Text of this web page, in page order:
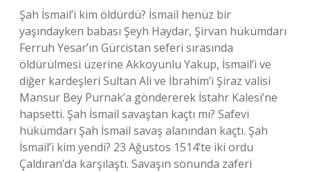
Şah İsmail’i kim öldürdü? İsmail henüz bir
yaşındayken babası Şeyh Haydar, Şirvan hükümdarı
Ferruh Yesar’ın Gürcistan seferi sırasında
öldürülmesi üzerine Akkoyunlu Yakup, İsmail’i ve
diğer kardeşleri Sultan Ali ve İbrahim’i Şiraz valisi
Mansur Bey Purnak’a göndererek İstahr Kalesi’ne
hapsetti. Şah İsmail savaştan kaçtı mı? Safevi
hükümdarı Şah İsmail savaş alanından kaçtı. Şah
İsmail’i kim yendi? 23 Ağustos 1514’te iki ordu
Çaldıran’da karşılaştı. Savaşın sonunda zaferi